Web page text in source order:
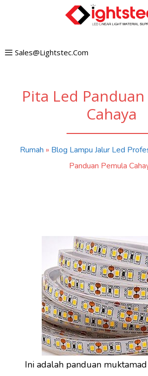
Sales@lightstec.com
Pita Led
Cahaya
Rumah » Blog Lampu Jalur Led
Panduan Pemula
Ini adalah panduan